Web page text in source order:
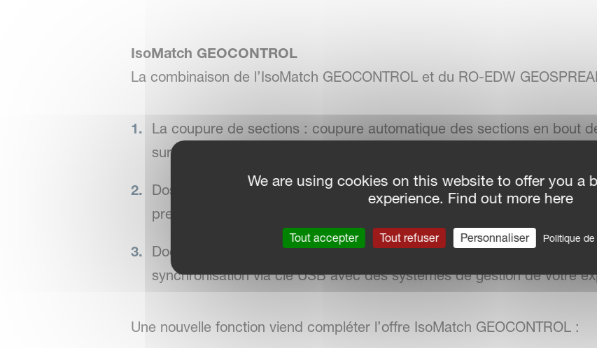
IsoMatch GEOCONTROL
La combinaison de l’IsoMatch GEOCONTROL et du RO-EDW
La coupure de sections : coupure automatique des sections en bout
surfaces déjà traitées afin de réduire le recouvrement inutile.
Dosage variable : ajustement automatique des doses d’application en
prescription et à l’aide d’une localisation par GPS dans la parcelle.
Documentation : sauvegarde de toutes les données d’une tâche et
synchronisation via clé USB avec des systèmes de gestion de votre
Une nouvelle fonction viend compléter l’offre IsoMatch GEOCONTROL :
We are using cookies on this website to offer you a
experience. Find out more here
Tout accepter Tout refuser Personnaliser Politique